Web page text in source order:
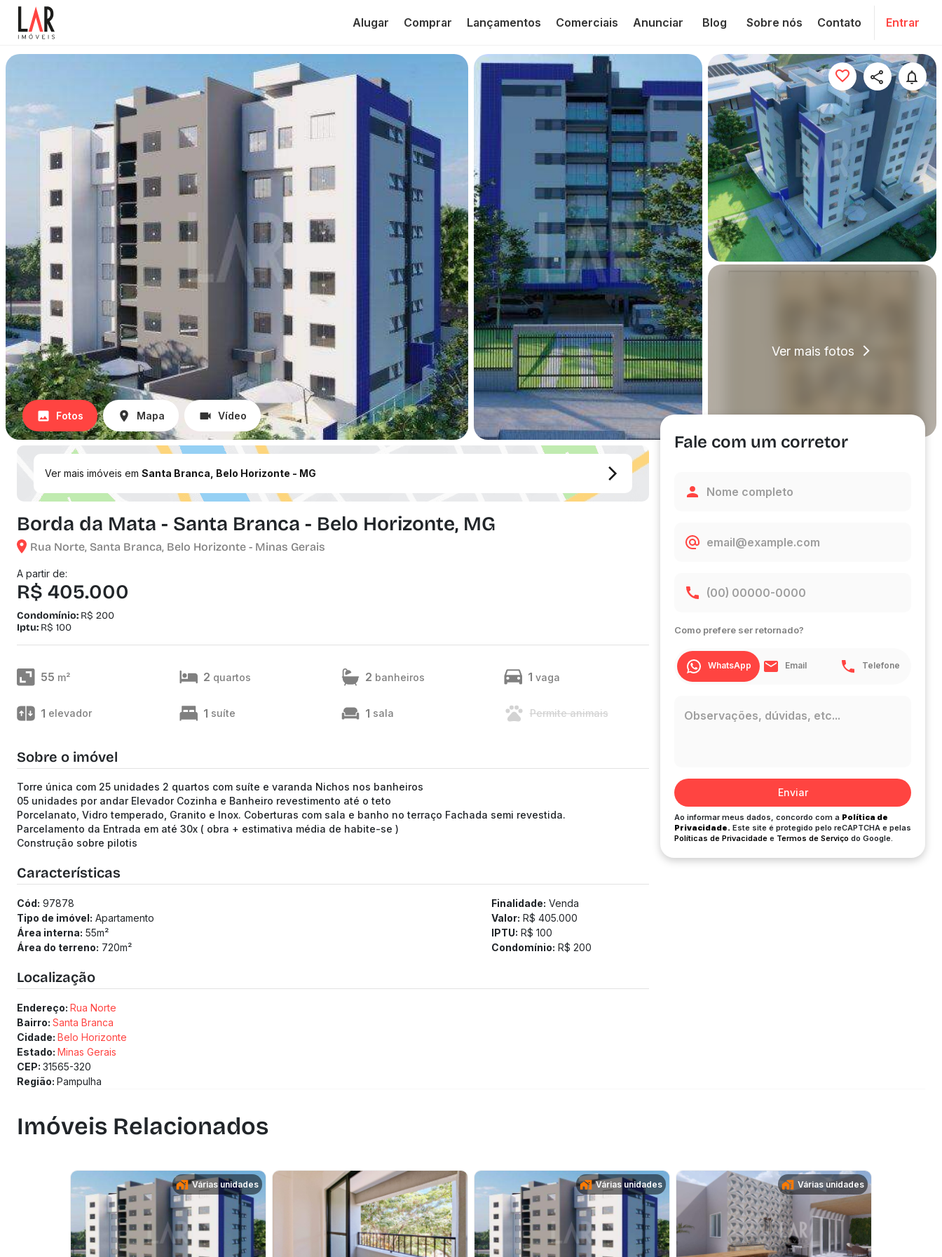
Alugar Comprar Lançamentos Comerciais Anunciar Blog Sobre nós Contato Entrar
Ver mais fotos
Fotos Mapa Vídeo
Ver mais imóveis em Santa Branca, Belo Horizonte - MG
Borda da Mata - Santa Branca - Belo Horizonte, MG
Rua Norte, Santa Branca, Belo Horizonte - Minas Gerais
A partir de:
R$ 405.000
Condomínio: R$ 200
Iptu: R$ 100
55 m² 2 quartos 2 banheiros 1 vaga
1 elevador 1 suíte 1 sala Permite animais
Sobre o imóvel
Torre única com 25 unidades 2 quartos com suíte e varanda Nichos nos banheiros
05 unidades por andar Elevador Cozinha e Banheiro revestimento até o teto
Porcelanato, Vidro temperado, Granito e Inox. Coberturas com sala e banho no terraço Fachada semi revestida.
Parcelamento da Entrada em até 30x ( obra + estimativa média de habite-se )
Construção sobre pilotis
Características
Cód: 97878
Tipo de imóvel: Apartamento
Área interna: 55m²
Área do terreno: 720m²
Finalidade: Venda
Valor: R$ 405.000
IPTU: R$ 100
Condomínio: R$ 200
Localização
Endereço: Rua Norte
Bairro: Santa Branca
Cidade: Belo Horizonte
Estado: Minas Gerais
CEP: 31565-320
Região: Pampulha
Fale com um corretor
Como prefere ser retornado?
WhatsApp Email Telefone
Enviar
Ao informar meus dados, concordo com a Política de
Privacidade. Este site é protegido pelo reCAPTCHA e pelas
Políticas de Privacidade e Termos de Serviço do Google.
Imóveis Relacionados
Várias unidades Várias unidades Várias unidades